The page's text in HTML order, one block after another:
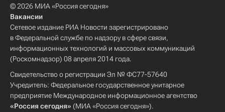
© 2026 МИА «Россия сегодня»
Вакансии
Сетевое издание РИА Новости зарегистрировано
в Федеральной службе по надзору в сфере связи,
информационных технологий и массовых коммуникаций
(Роскомнадзор) 08 апреля 2014 года.
Свидетельство о регистрации Эл № ФС77-57640
Учредитель: Федеральное государственное унитарное
предприятие Международное информационное агентство
«Россия сегодня» (МИА «Россия сегодня»).